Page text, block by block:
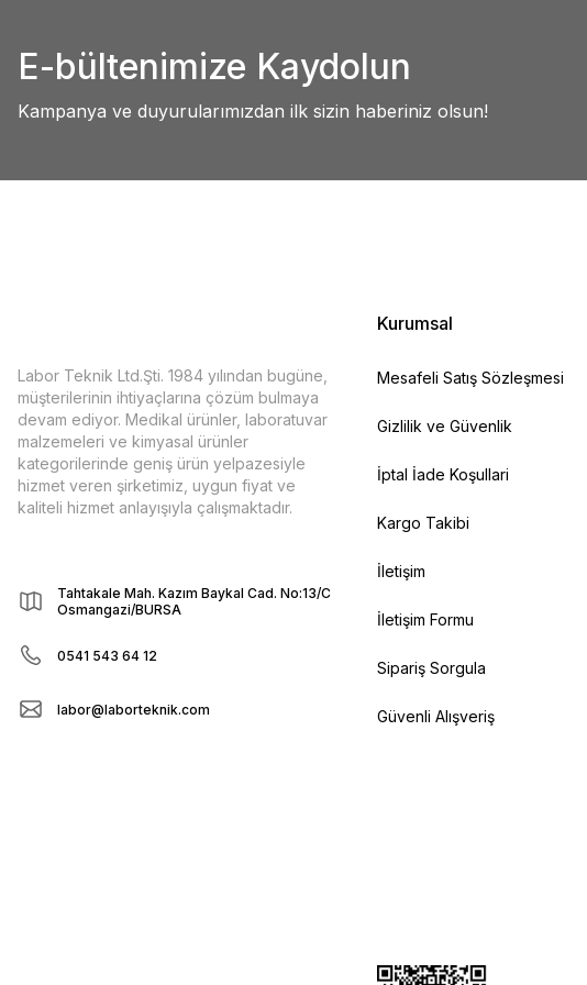
Ürün açıklamasında eksik bilgiler bulunuyor.
Ürün fiyatı diğer sitelerden daha pahalı.
Deneyimini Paylaş
E-bültenimize Kaydolun
Kampanya ve duyurularımızdan ilk sizin haberiniz olsun!
Labor Teknik Ltd.Şti. 1984 yılından bugüne,
müşterilerinin ihtiyaçlarına çözüm bulmaya
devam ediyor. Medikal ürünler, laboratuvar
malzemeleri ve kimyasal ürünler
kategorilerinde geniş ürün yelpazesiyle
hizmet veren şirketimiz, uygun fiyat ve
kaliteli hizmet anlayışıyla çalışmaktadır.
Tahtakale Mah. Kazım Baykal Cad. No:13/C
Osmangazi/BURSA
0541 543 64 12
labor@laborteknik.com
Kurumsal
Mesafeli Satış Sözleşmesi
Gizlilik ve Güvenlik
İptal İade Koşullari
Kargo Takibi
İletişim
İletişim Formu
Sipariş Sorgula
Güvenli Alışveriş